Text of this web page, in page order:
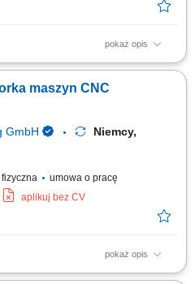
pokaż opis
i uzbrajanie elementów w
Prowadzenie nadzoru nad
Weryfikacja wymiarowa
maszyn CNC
GmbH
Niemcy,
umowa o pracę
aplikuj bez CV
pokaż opis
doświadczonych operatorów